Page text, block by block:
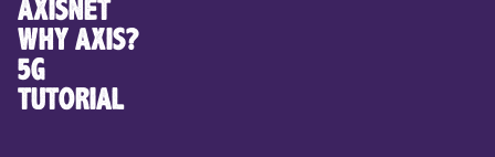
AXISNET
WHY AXIS?
5G
TUTORIAL